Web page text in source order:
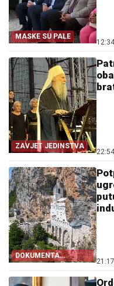
MASKE SU PALE
12:34
ZAVJET JEDINSTVA
22:54
DOKUMENTA
OTKRIVAJU
21:17